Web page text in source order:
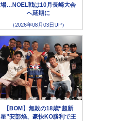
場…NOEL戦は10月長崎大会
へ延期に
（2026年08月03日UP）
【BOM】無敗の18歳“超新
星”安部焰、豪快KO勝利で王